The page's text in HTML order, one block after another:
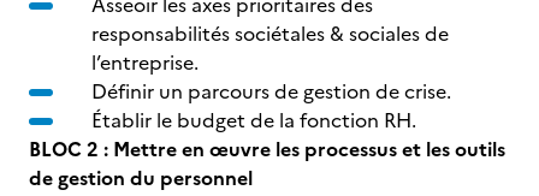
responsabilités sociétales & sociales de
l’entreprise.
Définir un parcours de gestion de crise.
Établir le budget de la fonction RH.
BLOC 2 : Mettre en œuvre les processus et les outils
de gestion du personnel